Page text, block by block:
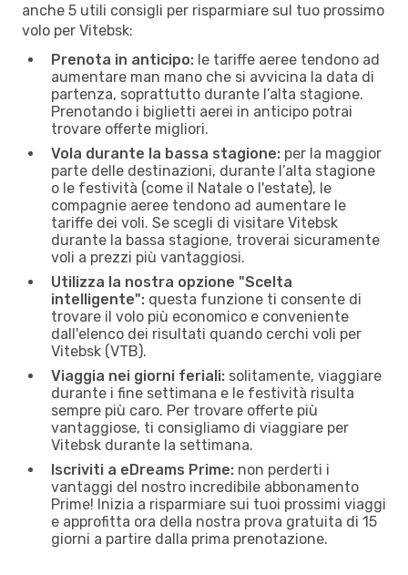
anche 5 utili consigli per risparmiare sul tuo prossimo
volo per Vitebsk:
Prenota in anticipo: le tariffe aeree tendono ad
aumentare man mano che si avvicina la data di
partenza, soprattutto durante l’alta stagione.
Prenotando i biglietti aerei in anticipo potrai
trovare offerte migliori.
Vola durante la bassa stagione: per la maggior
parte delle destinazioni, durante l’alta stagione
o le festività (come il Natale o l'estate), le
compagnie aeree tendono ad aumentare le
tariffe dei voli. Se scegli di visitare Vitebsk
durante la bassa stagione, troverai sicuramente
voli a prezzi più vantaggiosi.
Utilizza la nostra opzione "Scelta
intelligente": questa funzione ti consente di
trovare il volo più economico e conveniente
dall'elenco dei risultati quando cerchi voli per
Vitebsk (VTB).
Viaggia nei giorni feriali: solitamente, viaggiare
durante i fine settimana e le festività risulta
sempre più caro. Per trovare offerte più
vantaggiose, ti consigliamo di viaggiare per
Vitebsk durante la settimana.
Iscriviti a eDreams Prime: non perderti i
vantaggi del nostro incredibile abbonamento
Prime! Inizia a risparmiare sui tuoi prossimi viaggi
e approfitta ora della nostra prova gratuita di 15
giorni a partire dalla prima prenotazione.